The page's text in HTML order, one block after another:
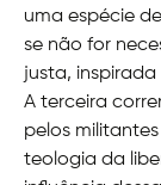
uma espécie
se não for
justa,
A terceira
pelos
teologia da